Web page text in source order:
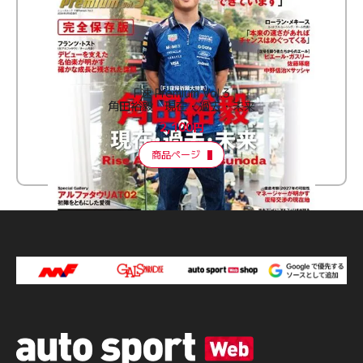
F速 Premium Vol.3
角田裕毅 現在・過去・未来
2,100円
商品ページ